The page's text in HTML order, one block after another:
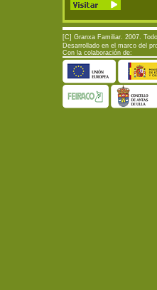
[C] Granxa Familiar. 2007.
Desarrollado en el marco del
Con la colaboración de: